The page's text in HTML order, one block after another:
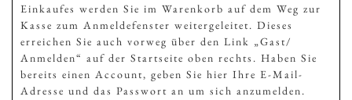
Einkaufes werden Sie im Warenkorb auf dem Weg zur
Kasse zum Anmeldefenster weitergeleitet. Dieses
erreichen Sie auch vorweg über den Link „Gast/
Anmelden“ auf der Startseite oben rechts. Haben Sie
bereits einen Account, geben Sie hier Ihre E-Mail-
Adresse und das Passwort an um sich anzumelden.